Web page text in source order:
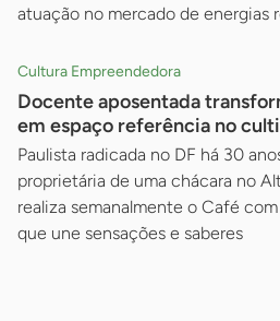
atuação no mercado de energias
Cultura Empreendedora
Docente aposentada
em espaço referência no
Paulista radicada no DF há 30
proprietária de uma chácara no
realiza semanalmente o Café
que une sensações e saberes